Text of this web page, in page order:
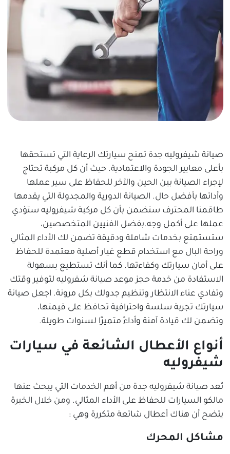
صيانة شيفروليه جدة تمنح سيارتك الرعاية التي تستحقها
بأعلى معايير الجودة والاعتمادية. حيث أن كل مركبة تحتاج
لإجراء الصيانة بين الحين والآخر للحفاظ على سير عملها
وأدائها بأفضل حال. الصيانة الدورية والمجدولة التي يقدمها
طاقمنا المحترف ستضمن بأن كل مركبة شيفروليه ستؤدي
عملها على أكمل وجه.بفضل الفنيين المتخصصين،
ستستمتع بخدمات شاملة ودقيقة تضمن لك الأداء المثالي
وراحة البال مع استخدام قطع غيار أصلية معتمدة للحفاظ
على أمان سيارتك وكفاءتها. كما أنك تستطيع بسهولة
الاستفادة من خدمة حجز موعد صيانة شفروليه لتوفير وقتك
وتفادي عناء الانتظار وتنظيم جدولك بكل مرونة. اجعل صيانة
سيارتك تجربة سلسة واحترافية تحافظ على قيمتها،
وتضمن لك قيادة آمنة وأداءً متميزًا لسنوات طويلة.
أنواع الأعطال الشائعة في سيارات
شيفروليه
تُعد صيانة شيفروليه جدة من أهم الخدمات التي يبحث عنها
مالكو السيارات للحفاظ على الأداء المثالي. ومن خلال الخبرة
يتضح أن هناك أعطال شائعة متكررة وهي :
مشاكل المحرك